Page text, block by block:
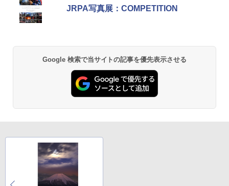
JRPA写真展：COMPETITION
Google 検索で当サイトの記事を優先表示させる